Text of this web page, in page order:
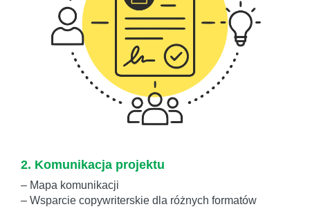
2. Komunikacja projektu
– Mapa komunikacji
– Wsparcie copywriterskie dla różnych formatów